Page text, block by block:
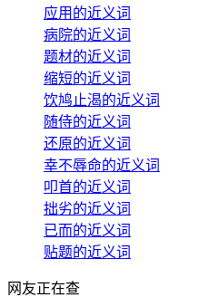
应用的近义词
病院的近义词
题材的近义词
缩短的近义词
饮鸠止渴的近义词
随侍的近义词
还原的近义词
幸不辱命的近义词
叩首的近义词
拙劣的近义词
已而的近义词
贴题的近义词
网友正在查